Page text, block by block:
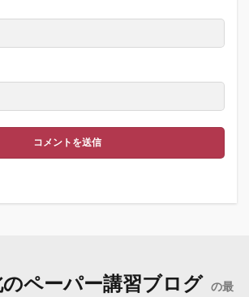
ペーパー講習ブログ の最